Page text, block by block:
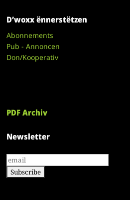
D’woxx ënnerstëtzen
Abonnements
Pub - Annoncen
Don/Kooperativ
PDF Archiv
Newsletter